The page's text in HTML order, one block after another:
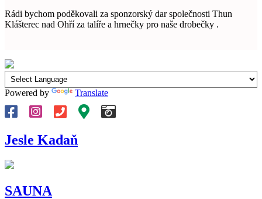
Rádi bychom poděkovali za sponzorský dar společnosti Thun
Klášterec nad Ohří za talíře a hrnečky pro naše drobečky .
Powered by Translate
Jesle Kadaň
SAUNA